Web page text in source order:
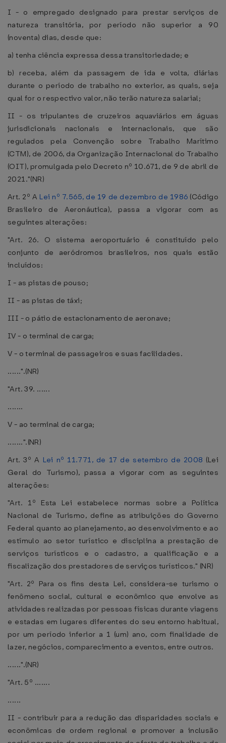
I - o empregado designado para prestar serviços de
natureza transitória, por período não superior a 90
(noventa) dias, desde que:
a) tenha ciência expressa dessa transitoriedade; e
b) receba, além da passagem de ida e volta, diárias
durante o período de trabalho no exterior, as quais, seja
qual for o respectivo valor, não terão natureza salarial;
II - os tripulantes de cruzeiros aquaviários em águas
jurisdicionais nacionais e internacionais, que são
regulados pela Convenção sobre Trabalho Marítimo
(CTM), de 2006, da Organização Internacional do Trabalho
(OIT), promulgada pelo Decreto nº 10.671, de 9 de abril de
2021."(NR)
Art. 2º A Lei nº 7.565, de 19 de dezembro de 1986 (Código
Brasileiro de Aeronáutica), passa a vigorar com as
seguintes alterações:
"Art. 26. O sistema aeroportuário é constituído pelo
conjunto de aeródromos brasileiros, nos quais estão
incluídos:
I - as pistas de pouso;
II - as pistas de táxi;
III - o pátio de estacionamento de aeronave;
IV - o terminal de carga;
V - o terminal de passageiros e suas facilidades.
......".(NR)
"Art. 39. ......
.......
V - ao terminal de carga;
.......".(NR)
Art. 3º A Lei nº 11.771, de 17 de setembro de 2008 (Lei
Geral do Turismo), passa a vigorar com as seguintes
alterações:
"Art. 1º Esta Lei estabelece normas sobre a Política
Nacional de Turismo, define as atribuições do Governo
Federal quanto ao planejamento, ao desenvolvimento e ao
estímulo ao setor turístico e disciplina a prestação de
serviços turísticos e o cadastro, a qualificação e a
fiscalização dos prestadores de serviços turísticos." (NR)
"Art. 2º Para os fins desta Lei, considera-se turismo o
fenômeno social, cultural e econômico que envolve as
atividades realizadas por pessoas físicas durante viagens
e estadas em lugares diferentes do seu entorno habitual,
por um período inferior a 1 (um) ano, com finalidade de
lazer, negócios, comparecimento a eventos, entre outros.
......".(NR)
"Art. 5º .......
......
II - contribuir para a redução das disparidades sociais e
econômicas de ordem regional e promover a inclusão